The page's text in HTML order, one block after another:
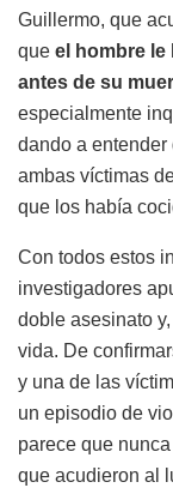
Guillermo, que
que el hombre
antes de su
especialmente
dando a
ambas víctimas
que los había
Con todos estos
investigadores
doble asesinato
vida. De
y una de las
un episodio de
parece que
que acudieron al